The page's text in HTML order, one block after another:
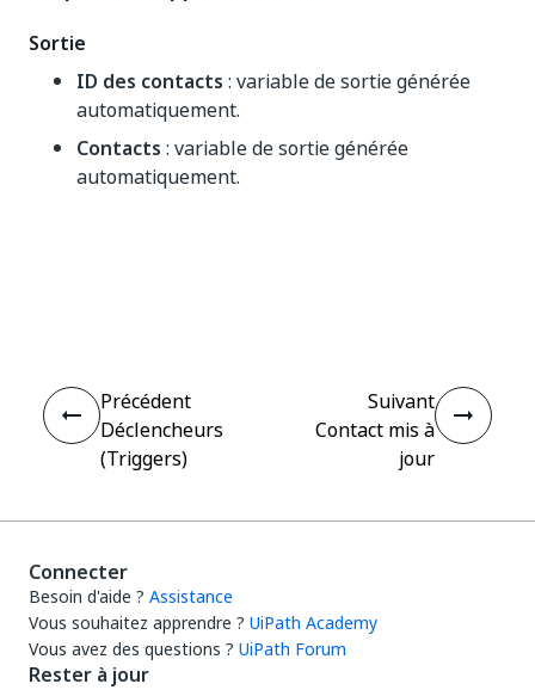
Sortie
ID des contacts : variable de sortie générée
automatiquement.
Contacts : variable de sortie générée
automatiquement.
Précédent
Déclencheurs
(Triggers)
Suivant
Contact mis à
jour
Connecter
Besoin d'aide ? Assistance
Vous souhaitez apprendre ? UiPath Academy
Vous avez des questions ? UiPath Forum
Rester à jour